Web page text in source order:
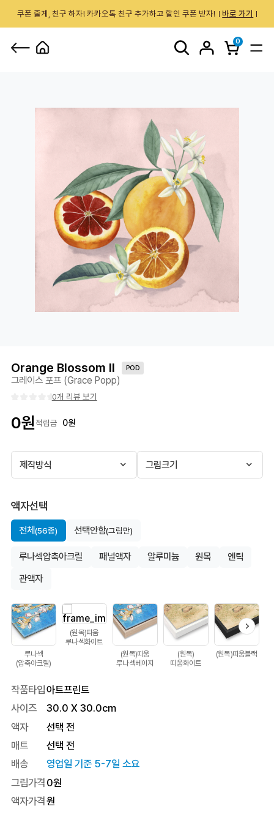
쿠폰 줄게, 친구 하자! 카카오톡 친구 추가하고 할인 쿠폰 받자! 바로 가기
0
Orange Blossom II POD
그레이스 포프 (Grace Popp)
0개 리뷰 보기
0원적립금 0원
제작방식 그림크기
액자선택
전체(56종) 선택안함(그림만)
루나섹압축아크릴 패널액자 알루미늄 원목
엔틱
관액자
루나섹
(압축아크릴)
(원목)띠움
루나섹화이트
(원목)띠움
루나섹베이지
(원목)
띠움화이트
(원목)띠움블랙
작품타입아트프린트
사이즈
30.0 X 30.0cm
액자
선택 전
매트
선택 전
배송
영업일 기준 5-7일 소요
그림가격 0원
액자가격원